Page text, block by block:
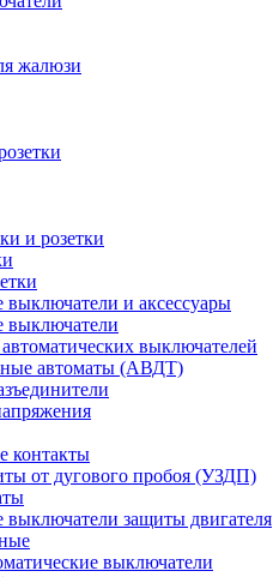
жалюзи
и розетки
выключатели и аксессуары
выключатели
выключателей
автоматы (АВДТ)
контакты
от дугового пробоя (УЗДП)
выключатели защиты двигателя
выключатели